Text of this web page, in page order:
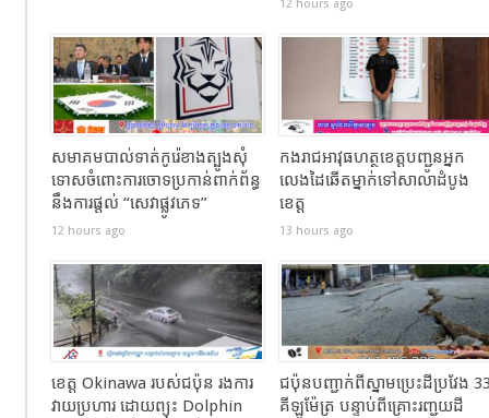
12 hours ago
សមាគមបាល់ទាត់កូរ៉េខាងត្បូងសុំ
ទោសចំពោះការចោទប្រកាន់ពាក់ព័ន្ធ
នឹងការផ្តល់ “សេវាផ្លូវភេទ”
12 hours ago
កងរាជឣាវុធហត្ថខេត្តបញ្ជូនអ្នក
លេងដៃឆើតម្នាក់ទៅសាលាដំបូង
ខេត្ត
13 hours ago
ខេត្ត Okinawa របស់ជប៉ុន រងការ
វាយប្រហារ ដោយព្យុះ Dolphin
ជប៉ុនបញ្ជាក់ពីស្នាមប្រេះដីប្រវែង
គីឡូម៉ែត្រ បន្ទាប់ពីគ្រោះរញ្ជួយដី